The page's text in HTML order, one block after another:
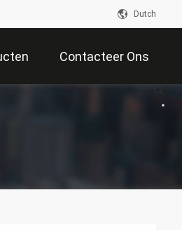
Dutch
Contacteer Ons